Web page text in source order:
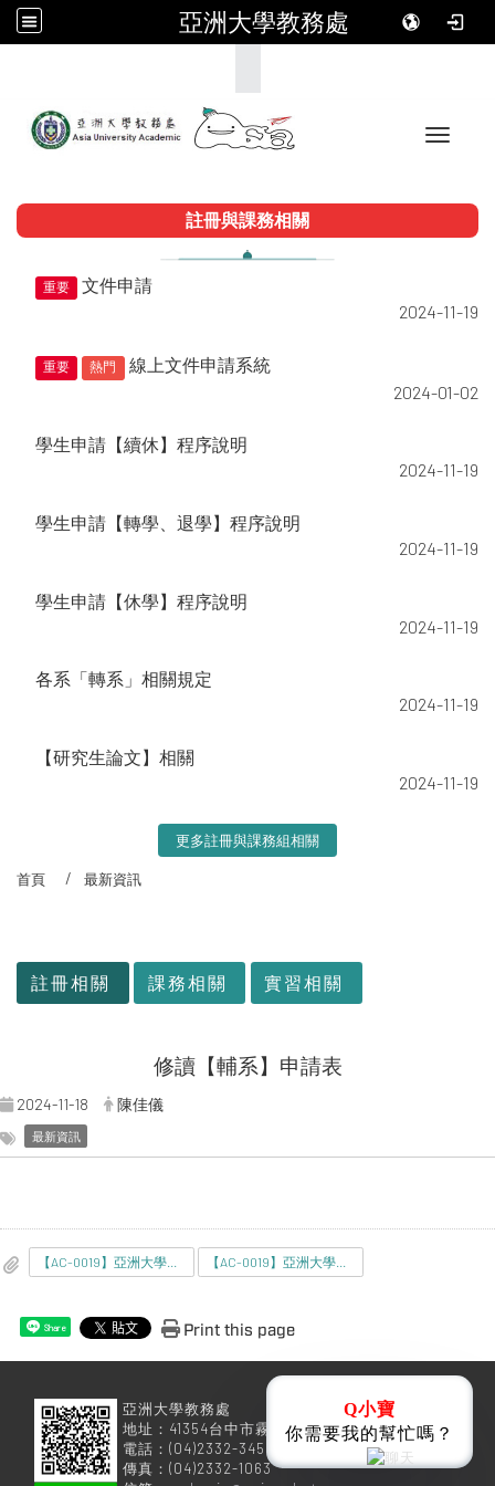
亞洲大學教務處
Toggle
註冊與課務相關
重要
文件申請
2024-11-19
重要 熱門
線上文件申請系統
2024-01-02
學生申請【續休】程序說明
2024-11-19
學生申請【轉學、退學】程序說明
2024-11-19
學生申請【休學】程序說明
2024-11-19
各系「轉系」相關規定
2024-11-19
【研究生論文】相關
2024-11-19
更多註冊與課務組相關
首頁 最新資訊
註冊相關 課務相關 實習相關
修讀【輔系】申請表
2024-11-18 陳佳儀
最新資訊
Share Print this page
亞洲大學教務處
地址：41354台中市霧峰區柳豐路500號
電話：(04)2332-3456
傳真：(04)2332-1063
Q小寶
你需要我的幫忙嗎？